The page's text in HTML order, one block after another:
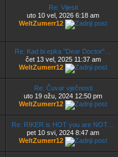
Re: Vijesti
uto 10 vel, 2026 6:18 am
WeltZumerr12
Re: Kad bi epka "Dear Doctor"…
čet 13 vel, 2025 11:37 am
WeltZumerr12
Re: Čuvar vječnosti
uto 19 ožu, 2024 12:50 pm
WeltZumerr12
Re: RIKER is HOT you are NOT…
pet 10 svi, 2024 8:47 am
WeltZumerr12